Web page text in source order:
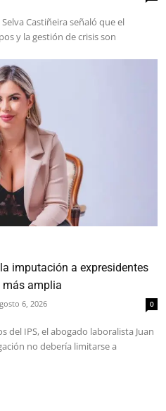
Castiñeira señaló que el
y la gestión de crisis son
imputación a expresidentes
más amplia
6, 2026 0
del IPS, el abogado laboralista Juan
no debería limitarse a